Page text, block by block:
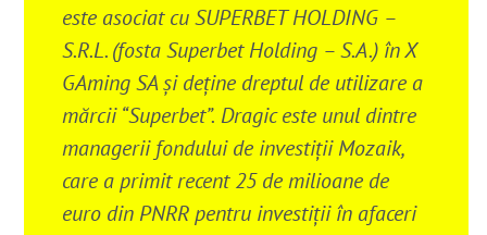
este asociat cu SUPERBET HOLDING –
S.R.L. (fosta Superbet Holding – S.A.) în X
GAming SA și deține dreptul de utilizare a
mărcii “Superbet”. Dragic este unul dintre
managerii fondului de investiții Mozaik,
care a primit recent 25 de milioane de
euro din PNRR pentru investiții în afaceri